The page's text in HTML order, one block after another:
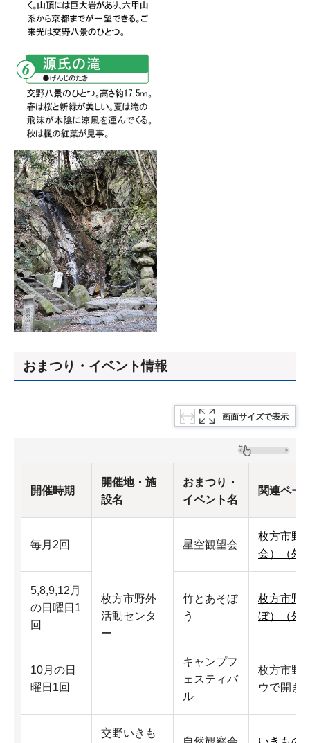
おまつり・イベント情報
画面サイズで表示
開催時期
開催地・施
設名
おまつり・
イベント名
関連ペー
毎月2回
枚方市野外
活動センタ
ー
星空観望会
枚方市野
会）（外
5,8,9,12月
の日曜日1
回
竹とあそぼ
う
枚方市野
ぼ）（外
10月の日
曜日1回
キャンプフ
ェスティバ
ル
枚方市野
ウで開き
交野いきも